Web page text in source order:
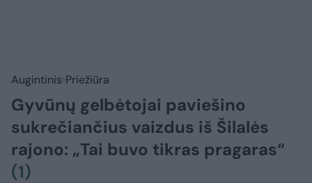
Augintinis Priežiūra
Gyvūnų gelbėtojai paviešino
sukrečiančius vaizdus iš Šilalės
rajono: „Tai buvo tikras pragaras“
(1)